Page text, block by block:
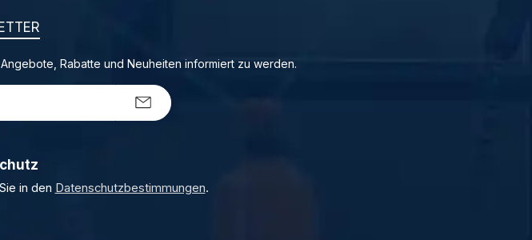
Rabatte und Neuheiten informiert zu werden.
in den Datenschutzbestimmungen.